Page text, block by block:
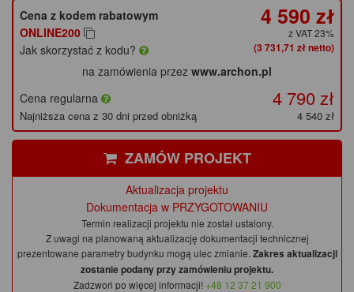
Cena z kodem rabatowym
ONLINE200
Jak skorzystać z kodu?
4 590 zł
z VAT 23%
(3 731,71 zł netto)
na zamówienia przez www.archon.pl
Cena regularna
4 790 zł
Najniższa cena z 30 dni przed obniżką 4 540 zł
ZAMÓW PROJEKT
Aktualizacja projektu
Dokumentacja w PRZYGOTOWANIU
Termin realizacji projektu nie został ustalony.
Z uwagi na planowaną aktualizację dokumentacji technicznej
prezentowane parametry budynku mogą ulec zmianie. Zakres aktualizacji
zostanie podany przy zamówieniu projektu.
Zadzwoń po więcej informacji! +48 12 37 21 900